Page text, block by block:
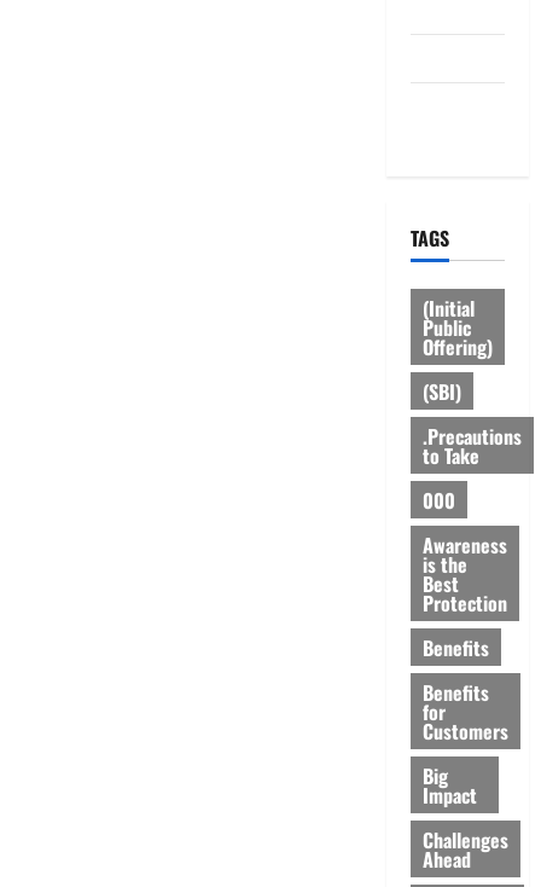
TAGS
(Initial
Public
Offering)
(SBI)
.Precautions
to Take
000
Awareness
is the
Best
Protection
Benefits
Benefits
for
Customers
Big
Impact
Challenges
Ahead